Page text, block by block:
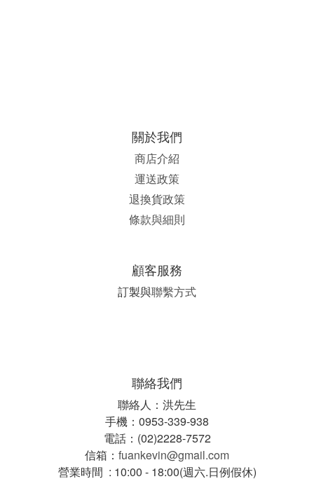
關於我們
商店介紹
運送政策
退換貨政策
條款與細則
顧客服務
訂製與聯繫方式
聯絡我們
聯絡人：洪先生
手機：0953-339-938
電話：(02)2228-7572
信箱： fuankevin@gmail.com
營業時間 : 10:00 - 18:00(週六.日例假休)